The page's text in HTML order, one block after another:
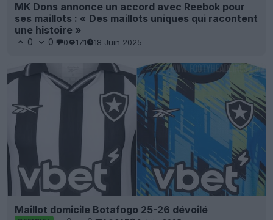
MK Dons annonce un accord avec Reebok pour
ses maillots : « Des maillots uniques qui racontent
une histoire »
0 0 0 171 18 Juin 2025
Maillot domicile Botafogo 25-26 dévoilé